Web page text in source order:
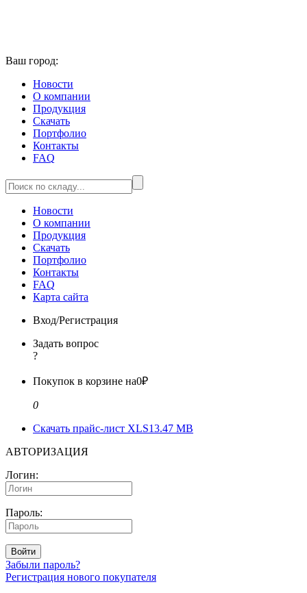
Ваш город:
Новости
О компании
Продукция
Скачать
Портфолио
Контакты
FAQ
Новости
О компании
Продукция
Скачать
Портфолио
Контакты
FAQ
Карта сайта
Вход/Регистрация
Задать вопрос
?
Покупок в корзине на0₽
0
Скачать прайс-лист XLS13.47 MB
АВТОРИЗАЦИЯ
Логин:
Пароль:
Войти
Забыли пароль?
Регистрация нового покупателя